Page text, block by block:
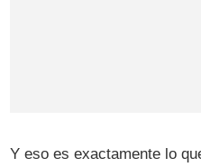
Y eso es exactamente lo